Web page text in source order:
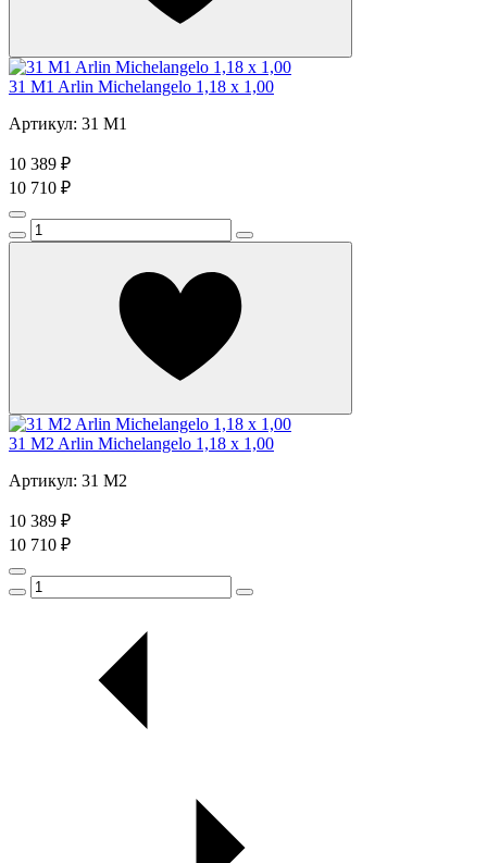
31 M1 Arlin Michelangelo 1,18 x 1,00
Артикул: 31 M1
10 389 ₽
10 710 ₽
31 M2 Arlin Michelangelo 1,18 x 1,00
Артикул: 31 M2
10 389 ₽
10 710 ₽